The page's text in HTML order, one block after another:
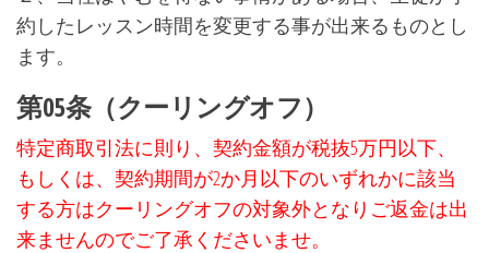
約したレッスン時間を変更する事が出来るものとし
ます。
第05条（クーリングオフ）
特定商取引法に則り、契約金額が税抜5万円以下、
もしくは、契約期間が2か月以下のいずれかに該当
する方はクーリングオフの対象外となりご返金は出
来ませんのでご了承くださいませ。